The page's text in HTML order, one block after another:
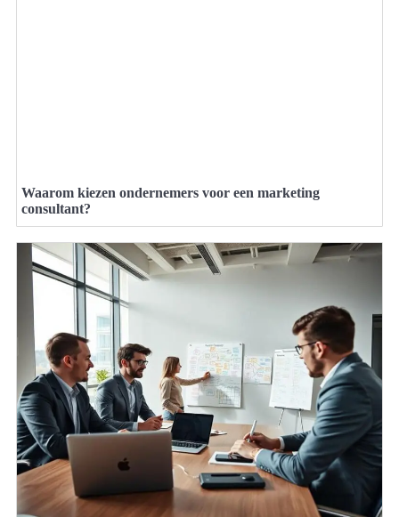
Waarom kiezen ondernemers voor een marketing
consultant?